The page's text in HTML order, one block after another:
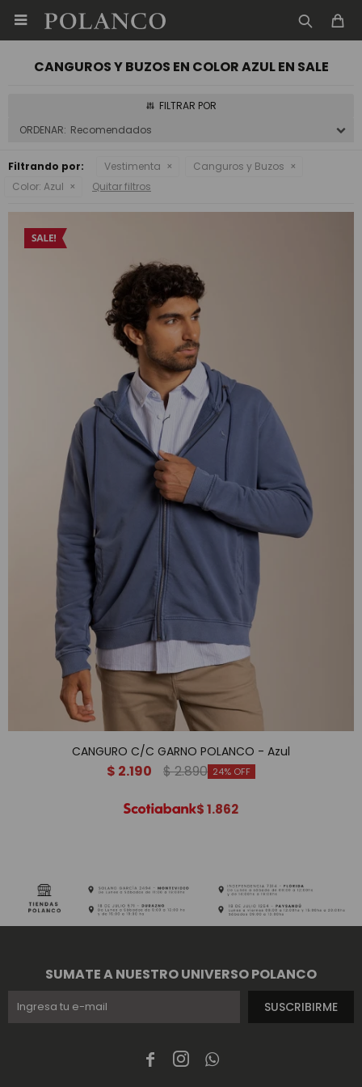

CANGUROS Y BUZOS EN COLOR AZUL EN SALE
Recomendados
Filtrando por: Vestimenta
Canguros y Buzos
Color: Azul Quitar filtros
CANGURO C/C GARNO POLANCO - Azul
$ 2.190 $2.890 24
$1.862
  
SUMATE A NUESTRO UNIVERSO POLANCO
SUSCRIBIRME